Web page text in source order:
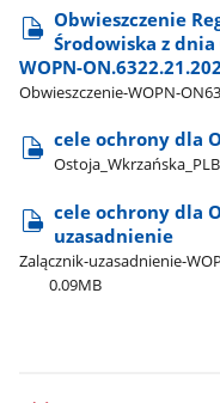
Obwieszczenie
Środowiska z
WOPN-
Obwieszczenie-WOPN-
cele ochrony dla
cele ochrony dla
uzasadnienie
Zalącznik-uzasadnienie-
0.09MB